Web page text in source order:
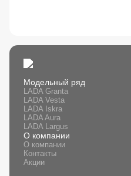
Модельный ряд
LADA Granta
LADA Vesta
LADA Iskra
LADA Aura
LADA Largus
О компании
О компании
Контакты
Акции